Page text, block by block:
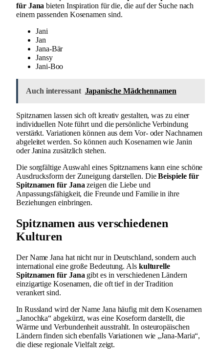
für Jana bieten Inspiration für die, die auf der Suche nach
einem passenden Kosenamen sind.
Jani
Jan
Jana-Bär
Jansy
Jani-Boo
Auch interessant Japanische Mädchennamen
Spitznamen lassen sich oft kreativ gestalten, was zu einer
individuellen Note führt und die persönliche Verbindung
verstärkt. Variationen können aus dem Vor- oder Nachnamen
abgeleitet werden. So können auch Kosenamen wie Janin
oder Janina zusätzlich stehen.
Die sorgfältige Auswahl eines Spitznamens kann eine schöne
Ausdrucksform der Zuneigung darstellen. DieBeispiele für
Spitznamen für Jana zeigen die Liebe und
Anpassungsfähigkeit, die Freunde und Familie in ihre
Beziehungen einbringen.
Spitznamen aus verschiedenen
Kulturen
Der Name Jana hat nicht nur in Deutschland, sondern auch
international eine große Bedeutung. Als kulturelle
Spitznamen für Jana gibt es in verschiedenen Ländern
einzigartige Kosenamen, die oft tief in der Tradition
verankert sind.
In Russland wird der Name Jana häufig mit dem Kosenamen
„Janochka“ abgekürzt, was eine Koseform darstellt, die
Wärme und Verbundenheit ausstrahlt. In osteuropäischen
Ländern finden sich ebenfalls Variationen wie „Jana-Maria“,
die diese regionale Vielfalt zeigt.